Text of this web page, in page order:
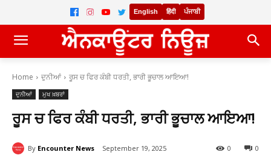
English हिंदी ਪੰਜਾਬੀ
Home ਦੁਨੀਆਂ ਰੂਸ ਚ ਫਿਰ ਕੰਬੀ ਧਰਤੀ, ਭਾਰੀ ਭੂਚਾਲ ਆਇਆ!
ਦੁਨੀਆਂ ਮੁਖ ਖ਼ਬਰਾਂ
ਰੂਸ ਚ ਫਿਰ ਕੰਬੀ ਧਰਤੀ, ਭਾਰੀ ਭੂਚਾਲ ਆਇਆ!
By Encounter News September 19, 2025 0
0